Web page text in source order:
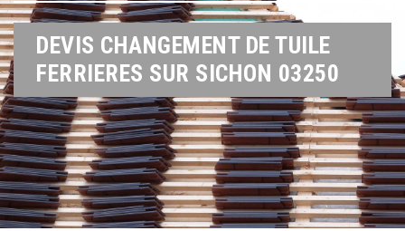
DEVIS CHANGEMENT DE TUILE
FERRIERES SUR SICHON 03250